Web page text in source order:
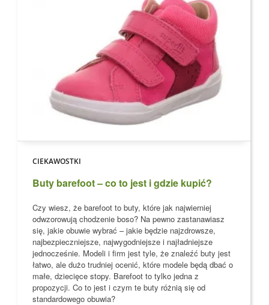
CIEKAWOSTKI
Buty barefoot – co to jest i gdzie kupić?
Czy wiesz, że barefoot to buty, które jak najwierniej
odwzorowują chodzenie boso? Na pewno zastanawiasz
się, jakie obuwie wybrać – jakie będzie najzdrowsze,
najbezpieczniejsze, najwygodniejsze i najładniejsze
jednocześnie. Modeli i firm jest tyle, że znaleźć buty jest
łatwo, ale dużo trudniej ocenić, które modele będą dbać o
małe, dziecięce stopy. Barefoot to tylko jedna z
propozycji. Co to jest i czym te buty różnią się od
standardowego obuwia?